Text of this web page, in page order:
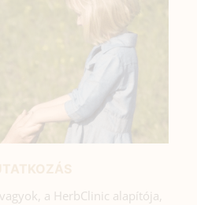
a HerbClinic alapítója,